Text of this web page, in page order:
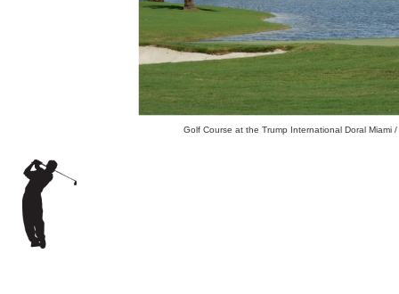
Golf Course at the Trump International Doral Miami